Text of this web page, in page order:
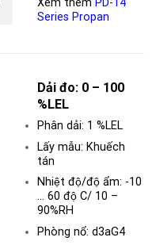
Xem thêm PD-14
Series Propan
Dải đo: 0 – 100
%LEL
Phân dải: 1 %LEL
Lấy mẫu: Khuếch
tán
Nhiệt độ/độ ẩm: -10
… 60 độ C/ 10 –
90%RH
Phòng nổ: d3aG4